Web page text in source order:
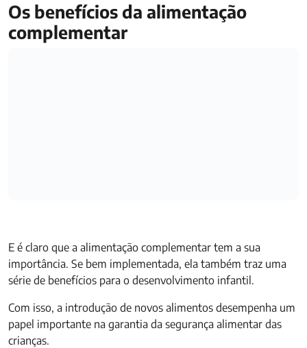
Os benefícios da alimentação
complementar
E é claro que a alimentação complementar tem a sua
importância. Se bem implementada, ela também traz uma
série de benefícios para o desenvolvimento infantil.
Com isso, a introdução de novos alimentos desempenha um
papel importante na garantia da segurança alimentar das
crianças.